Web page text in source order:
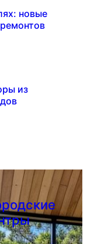
новые
из